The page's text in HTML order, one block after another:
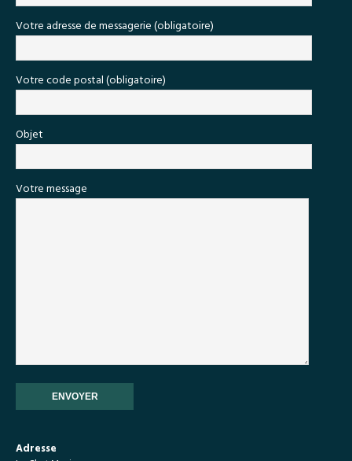
Votre adresse de messagerie (obligatoire)
Votre code postal (obligatoire)
Objet
Votre message
Adresse